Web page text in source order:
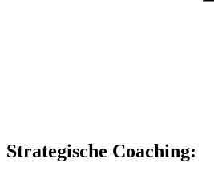
Strategische Coaching: